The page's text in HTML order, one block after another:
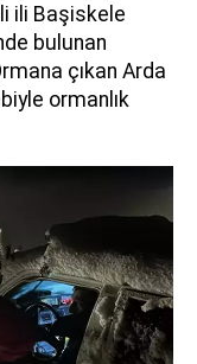
ili Başiskele
bulunan
çıkan Arda
ormanlık